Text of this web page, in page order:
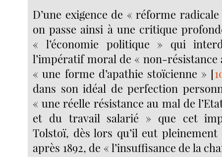
D’une exigence de « réforme
on passe ainsi à une critique
« l’économie politique » qui
l’impératif moral de « non-résistance
« une forme d’apathie stoïcienne » [
dans son idéal de perfection
« une réelle résistance au mal de
et du travail salarié » que cet
Tolstoï, dès lors qu’il eut
après 1892, de « l’insuffisance de la